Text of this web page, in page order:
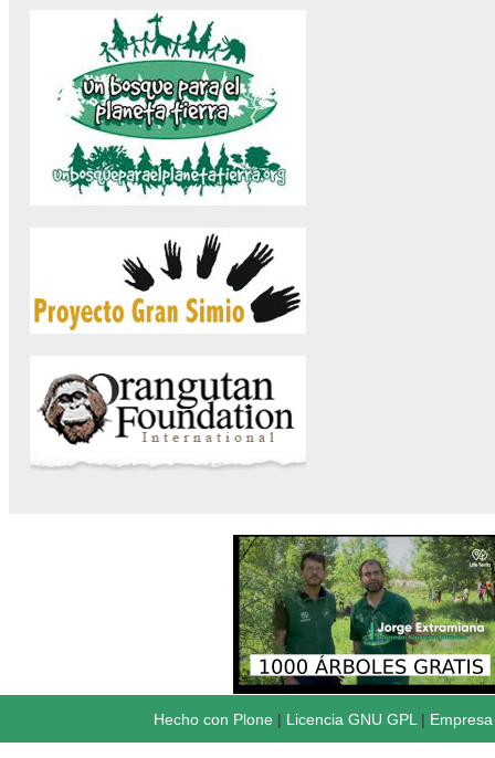
Hecho con Plone| Licencia GNU GPL |